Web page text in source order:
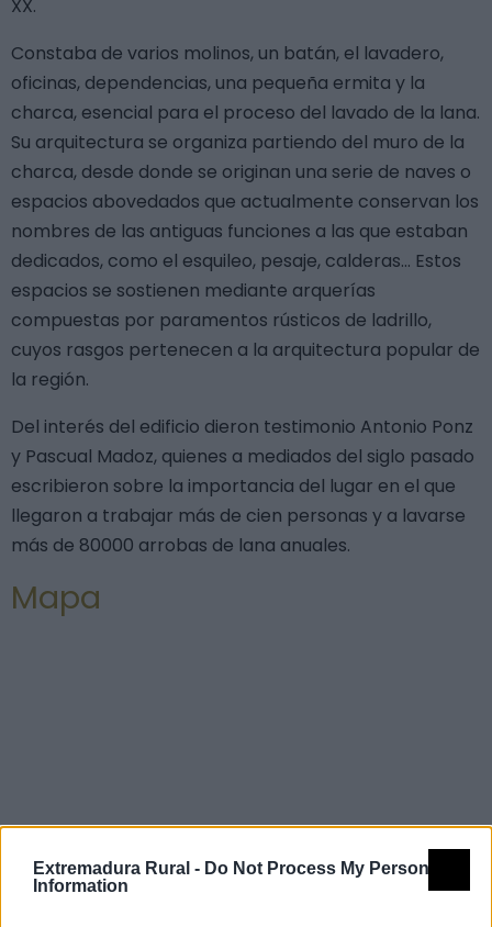
Extremadura Rural - Do Not Process My Personal
Information
XX.
Constaba de varios molinos, un batán, el lavadero,
oficinas, dependencias, una pequeña ermita y la
charca, esencial para el proceso del lavado de la lana.
Su arquitectura se organiza partiendo del muro de la
charca, desde donde se originan una serie de naves o
espacios abovedados que actualmente conservan los
nombres de las antiguas funciones a las que estaban
dedicados, como el esquileo, pesaje, calderas... Estos
espacios se sostienen mediante arquerías
compuestas por paramentos rústicos de ladrillo,
cuyos rasgos pertenecen a la arquitectura popular de
la región.
Del interés del edificio dieron testimonio Antonio Ponz
y Pascual Madoz, quienes a mediados del siglo pasado
escribieron sobre la importancia del lugar en el que
llegaron a trabajar más de cien personas y a lavarse
más de 80000 arrobas de lana anuales.
Mapa